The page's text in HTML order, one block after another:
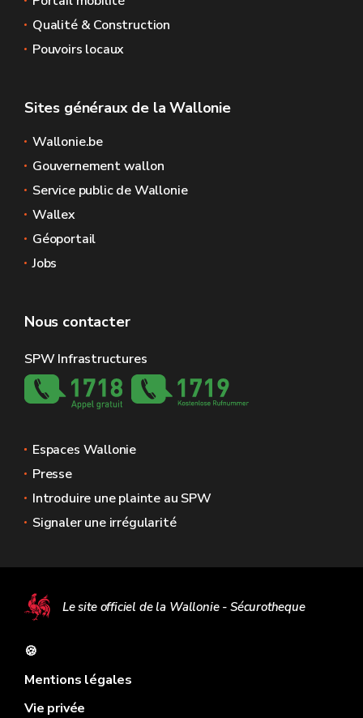
Qualité & Construction
Pouvoirs locaux
Sites généraux de la Wallonie
Wallonie.be
Gouvernement wallon
Service public de Wallonie
Wallex
Géoportail
Jobs
Nous contacter
SPW Infrastructures
Espaces Wallonie
Presse
Introduire une plainte au SPW
Signaler une irrégularité
Le site officiel de la Wallonie - Sécurotheque
🍪
Mentions légales
Vie privée